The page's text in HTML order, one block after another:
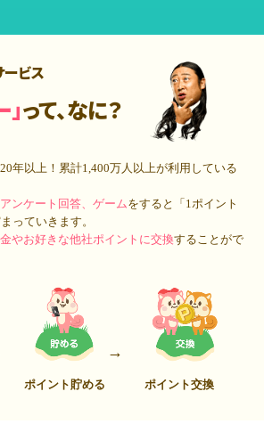
ビス
って、なに？
年以上！累計1,400万人 以上が利用している
ンケート回答、ゲームをすると「1ポイント
っていきます。
やお好きな他社ポイントに交換することがで
ポイント貯める ポイント交換